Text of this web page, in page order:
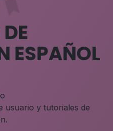
ESPAÑOL
usuario y tutoriales de